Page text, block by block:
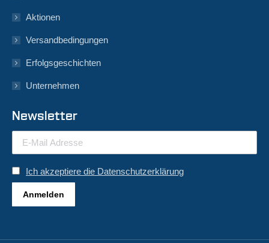
Aktionen
Versandbedingungen
Erfolgsgeschichten
Unternehmen
Newsletter
Ich akzeptiere die Datenschutzerklärung